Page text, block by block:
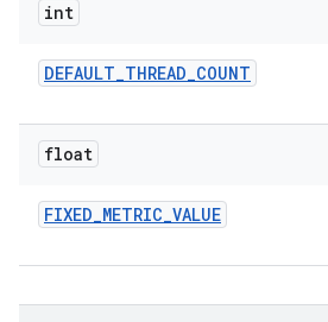
int
DEFAULT_THREAD_COUNT
float
FIXED_METRIC_VALUE